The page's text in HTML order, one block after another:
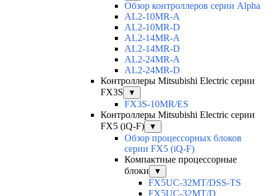
Обзор контроллеров серии Alpha
AL2-10MR-A
AL2-10MR-D
AL2-14MR-A
AL2-14MR-D
AL2-24MR-A
AL2-24MR-D
Контроллеры Mitsubishi Electric серии
FX3S
▼
FX3S-10MR/ES
Контроллеры Mitsubishi Electric серии
FX5 (iQ-F)
▼
Обзор процессорных блоков
серии FX5 (iQ-F)
Компактные процессорные
блоки
▼
FX5UC-32MT/DSS-TS
FX5UC-32MT/D